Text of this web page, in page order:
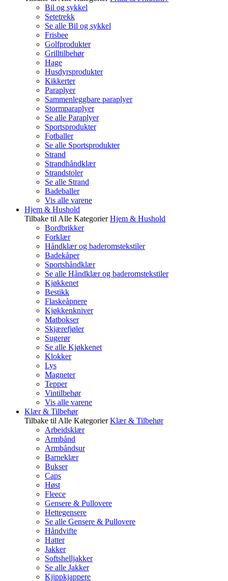
Bil og sykkel
Setetrekk
Se alle Bil og sykkel
Frisbee
Golfprodukter
Grilltilbehør
Hage
Husdyrsprodukter
Kikkerter
Paraplyer
Sammenleggbare paraplyer
Stormparaplyer
Se alle Paraplyer
Sportsprodukter
Fotballer
Se alle Sportsprodukter
Strand
Strandhåndklær
Strandstoler
Se alle Strand
Badeballer
Vis alle varene
Hjem & Hushold
Tilbake til Alle Kategorier Hjem & Hushold
Bordbrikker
Forklær
Håndklær og baderomstekstiler
Badekåper
Sportshåndklær
Se alle Håndklær og baderomstekstiler
Kjøkkenet
Bestikk
Flaskeåpnere
Kjøkkenkniver
Matbokser
Skjærefjøler
Sugerør
Se alle Kjøkkenet
Klokker
Lys
Magneter
Tepper
Vintilbehør
Vis alle varene
Klær & Tilbehør
Tilbake til Alle Kategorier Klær & Tilbehør
Arbeidsklær
Armbånd
Armbåndsur
Barneklær
Bukser
Caps
Høst
Fleece
Gensere & Pullovere
Hettegensere
Se alle Gensere & Pullovere
Håndvifte
Hatter
Jakker
Softshelljakker
Se alle Jakker
Kjippkjappere